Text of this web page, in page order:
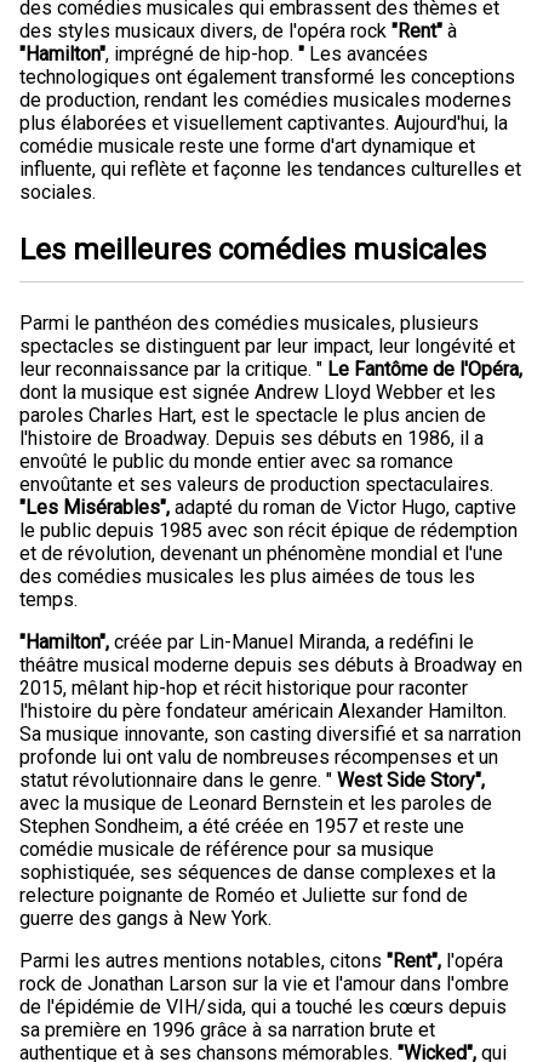
des comédies musicales qui embrassent des thèmes et
des styles musicaux divers, de l'opéra rock "Rent" à
"Hamilton", imprégné de hip-hop. " Les avancées
technologiques ont également transformé les conceptions
de production, rendant les comédies musicales modernes
plus élaborées et visuellement captivantes. Aujourd'hui, la
comédie musicale reste une forme d'art dynamique et
influente, qui reflète et façonne les tendances culturelles et
sociales.
Les meilleures comédies musicales
Parmi le panthéon des comédies musicales, plusieurs
spectacles se distinguent par leur impact, leur longévité et
leur reconnaissance par la critique. " Le Fantôme de l'Opéra,
dont la musique est signée Andrew Lloyd Webber et les
paroles Charles Hart, est le spectacle le plus ancien de
l'histoire de Broadway. Depuis ses débuts en 1986, il a
envoûté le public du monde entier avec sa romance
envoûtante et ses valeurs de production spectaculaires.
"Les Misérables", adapté du roman de Victor Hugo, captive
le public depuis 1985 avec son récit épique de rédemption
et de révolution, devenant un phénomène mondial et l'une
des comédies musicales les plus aimées de tous les
temps.
"Hamilton", créée par Lin-Manuel Miranda, a redéfini le
théâtre musical moderne depuis ses débuts à Broadway en
2015, mêlant hip-hop et récit historique pour raconter
l'histoire du père fondateur américain Alexander Hamilton.
Sa musique innovante, son casting diversifié et sa narration
profonde lui ont valu de nombreuses récompenses et un
statut révolutionnaire dans le genre. " West Side Story",
avec la musique de Leonard Bernstein et les paroles de
Stephen Sondheim, a été créée en 1957 et reste une
comédie musicale de référence pour sa musique
sophistiquée, ses séquences de danse complexes et la
relecture poignante de Roméo et Juliette sur fond de
guerre des gangs à New York.
Parmi les autres mentions notables, citons "Rent", l'opéra
rock de Jonathan Larson sur la vie et l'amour dans l'ombre
de l'épidémie de VIH/sida, qui a touché les cœurs depuis
sa première en 1996 grâce à sa narration brute et
authentique et à ses chansons mémorables. "Wicked", qui